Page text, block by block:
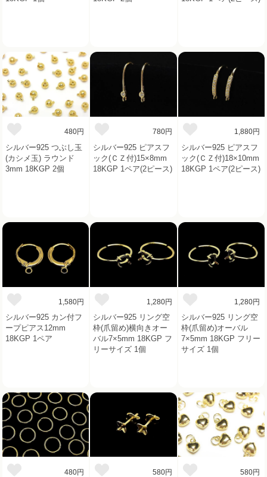
480円
シルバー925 つぶし玉
(カシメ玉) ラウンド
3mm 18KGP 2個
780円
シルバー925 ピアスフ
ック(ＣＺ付)15×8mm
18KGP 1ペア(2ピース)
1,880円
シルバー925 ピアスフ
ック(ＣＺ付)18×10mm
18KGP 1ペア(2ピース)
1,580円
シルバー925 カン付フ
ープピアス12mm
18KGP 1ペア
1,280円
シルバー925 リング空
枠(爪留め)横向きオー
バル7×5mm 18KGP フ
リーサイズ 1個
1,280円
シルバー925 リング空
枠(爪留め)オーバル
7×5mm 18KGP フリー
サイズ 1個
480円 580円 580円